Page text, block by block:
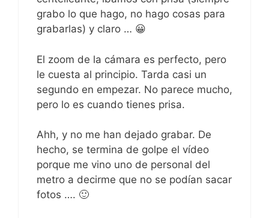
grabo lo que hago, no hago cosas para
grabarlas) y claro … 😀
El zoom de la cámara es perfecto, pero
le cuesta al principio. Tarda casi un
segundo en empezar. No parece mucho,
pero lo es cuando tienes prisa.
Ahh, y no me han dejado grabar. De
hecho, se termina de golpe el vídeo
porque me vino uno de personal del
metro a decirme que no se podían sacar
fotos …. 🙂